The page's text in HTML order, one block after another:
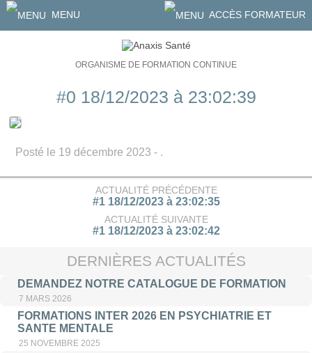
MENU ACCÈS FORMATEUR
ORGANISME DE FORMATION CONTINUE
#0 18/12/2023 à 23:02:39
Posté le 19 décembre 2023 - .
ACTUALITÉ PRÉCÉDENTE
#1 18/12/2023 à 23:02:35
ACTUALITÉ SUIVANTE
#1 18/12/2023 à 23:02:42
DERNIÈRES ACTUALITÉS
DEMANDEZ NOTRE CATALOGUE DE FORMATION
7 MARS 2026
FORMATIONS INTER 2026 EN PSYCHIATRIE ET
SANTE MENTALE
25 NOVEMBRE 2025